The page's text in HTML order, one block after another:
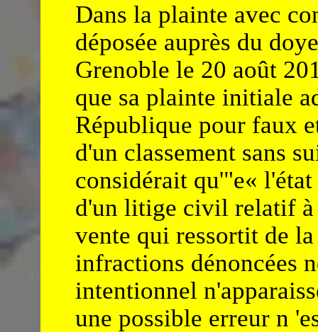
Dans la plainte avec
déposée auprès du
Grenoble le 20 août
que sa plainte initiale
République pour faux
d'un classement sans
considérait qu'"e«
d'un litige civil relatif à
vente qui ressortit de
infractions dénoncées
intentionnel
une possible erreur n